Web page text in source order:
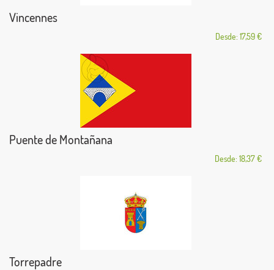
Vincennes
Desde: 17,59 €
Puente de Montañana
Desde: 18,37 €
Torrepadre